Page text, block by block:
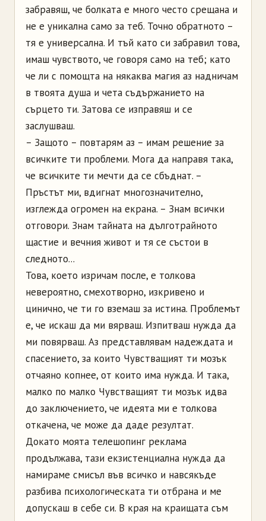
забравяш, че болката е много често срещана и
не е уникална само за теб. Точно обратното –
тя е универсална. И тъй като си забравил това,
имаш чувството, че говоря само на теб; като
че ли с помощта на някаква магия аз надничам
в твоята душа и чета съдържанието на
сърцето ти. Затова се изправяш и се
заслушваш.
– Защото – повтарям аз – имам решение за
всичките ти проблеми. Мога да направя така,
че всичките ти мечти да се сбъднат. –
Пръстът ми, вдигнат многозначително,
изглежда огромен на екрана. – Знам всички
отговори. Знам тайната на дълготрайното
щастие и вечния живот и тя се състои в
следното...
Това, което изричам после, е толкова
невероятно, смехотворно, изкривено и
цинично, че ти го вземаш за истина. Проблемът
е, че искаш да ми вярваш. Изпитваш нужда да
ми повярваш. Аз представлявам надеждата и
спасението, за които Чувстващият ти мозък
отчаяно копнее, от които има нужда. И така,
малко по малко Чувстващият ти мозък идва
до заключението, че идеята ми е толкова
откачена, че може да даде резултат.
Докато моята телешопинг реклама
продължава, тази екзистенциална нужда да
намираме смисъл във всичко и навсякъде
разбива психологическата ти отбрана и ме
допускаш в себе си. В края на краищата съм